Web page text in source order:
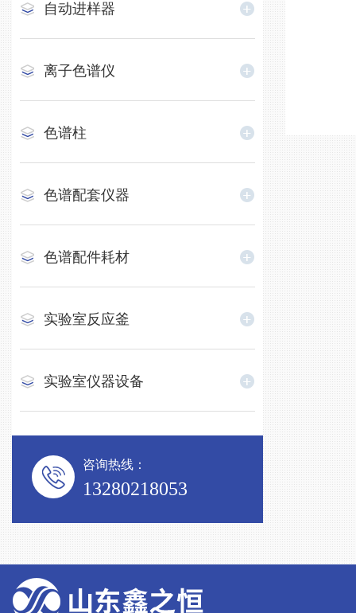
自动进样器
离子色谱仪
色谱柱
色谱配套仪器
色谱配件耗材
实验室反应釜
实验室仪器设备
咨询热线：
13280218053